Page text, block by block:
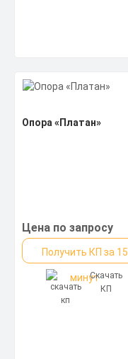
Опора «Платан»
Цена по запросу
Получить КП за 15
минутСкачать
КП